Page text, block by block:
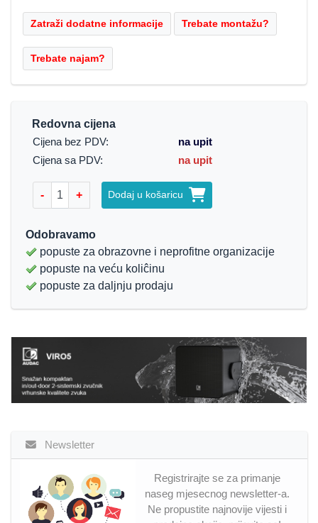
Redovna cijena
Cijena bez PDV:
na upit
Cijena sa PDV:
na upit
- + Dodaj u košaricu
Odobravamo
popuste za obrazovne i neprofitne organizacije
popuste na veću koliĉinu
popuste za daljnju prodaju
Newsletter
Registrirajte se za primanje
naseg mjesecnog newsletter-a.
Ne propustite najnovije vijesti i